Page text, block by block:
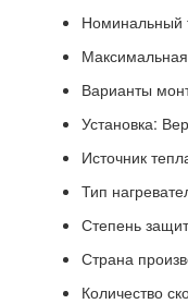
Номинальный
Варианты
Установка:
Источник
Тип
Степень
Страна
Количество